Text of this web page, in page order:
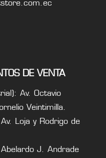
DE VENTA
Av. Octavio
Veintimilla.
Loja y Rodrigo de
J. Andrade